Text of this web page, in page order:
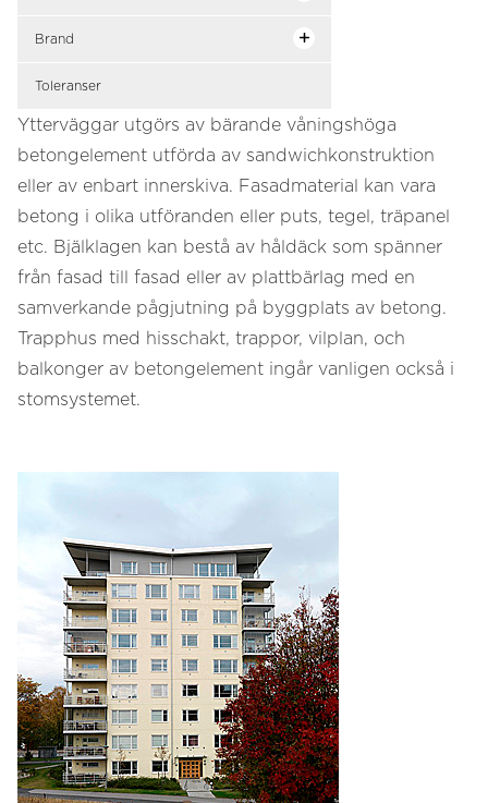
Brand
Toleranser
Ytterväggar utgörs av bärande våningshöga
betongelement utförda av sandwichkonstruktion
eller av enbart innerskiva. Fasadmaterial kan vara
betong i olika utföranden eller puts, tegel, träpanel
etc. Bjälklagen kan bestå av håldäck som spänner
från fasad till fasad eller av plattbärlag med en
samverkande pågjutning på byggplats av betong.
Trapphus med hisschakt, trappor, vilplan, och
balkonger av betongelement ingår vanligen också i
stomsystemet.